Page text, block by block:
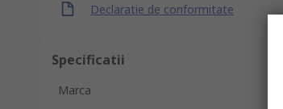
Declaratie de conformitate
Specificatii
Marca